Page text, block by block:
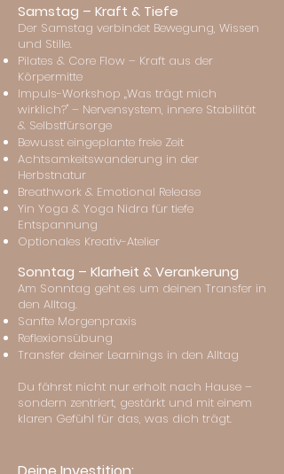
Samstag – Kraft & Tiefe
Der Samstag verbindet Bewegung, Wissen
und Stille.
Pilates & Core Flow – Kraft aus der
Körpermitte
Impuls-Workshop „Was trägt mich
wirklich?" – Nervensystem, innere Stabilität
& Selbstfürsorge
Bewusst eingeplante freie Zeit
Achtsamkeitswanderung in der
Herbstnatur
Breathwork & Emotional Release
Yin Yoga & Yoga Nidra für tiefe
Entspannung
Optionales Kreativ-Atelier
Sonntag – Klarheit & Verankerung
Am Sonntag geht es um deinen Transfer in
den Alltag.
Sanfte Morgenpraxis
Reflexionsübung
Transfer deiner Learnings in den Alltag
Du fährst nicht nur erholt nach Hause –
sondern zentriert, gestärkt und mit einem
klaren Gefühl für das, was dich trägt.